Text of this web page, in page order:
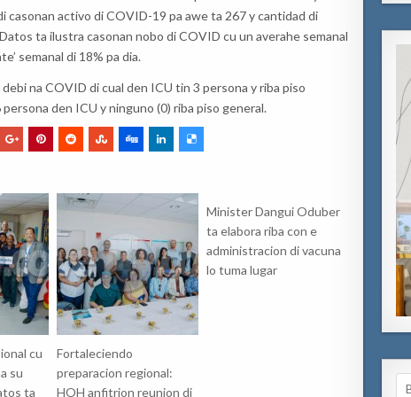
casonan activo di COVID-19 pa awe ta 267 y cantidad di
ta ilustra casonan nobo di COVID cu un averahe semanal
semanal di 18% pa dia.
na COVID di cual den ICU tin 3 persona y riba piso
den ICU y ninguno (0) riba piso general.
cu
su
ta
Fortaleciendo
preparacion regional:
HOH anfitrion reunion di
Minister Dangui Oduber
ta elabora riba con e
administracion di vacuna
lo tuma lugar